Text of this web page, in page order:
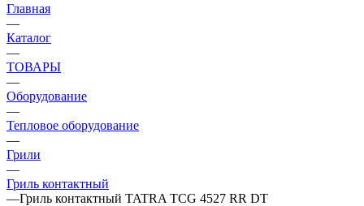
Главная
—
Каталог
—
ТОВАРЫ
—
Оборудование
—
Тепловое оборудование
—
Грили
—
Гриль контактный
—Гриль контактный TATRA TCG 4527 RR DT